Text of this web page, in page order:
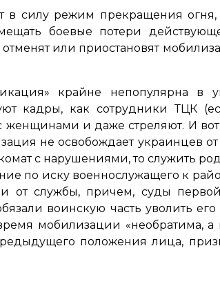
в силу режим прекращения огня,
боевые потери
отменят или приостановят
крайне непопулярна в
кадры, как сотрудники ТЦК
женщинами и даже стреляют. И вот
не освобождает украинцев
с нарушениями, то служить
по иску военнослужащего к
от службы, причем, суды
воинскую часть уволить его
мобилизации «необратима,
положения лица,